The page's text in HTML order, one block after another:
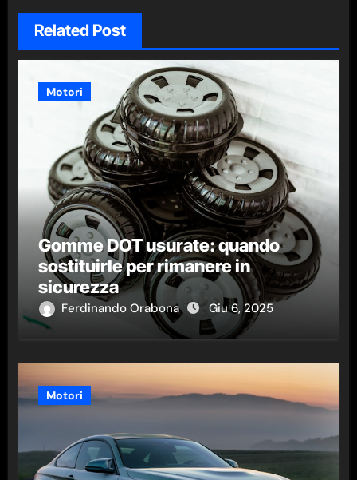
Related Post
Motori
Gomme DOT usurate: quando
sostituirle per rimanere in
sicurezza
Ferdinando Orabona Giu 6, 2025
Motori